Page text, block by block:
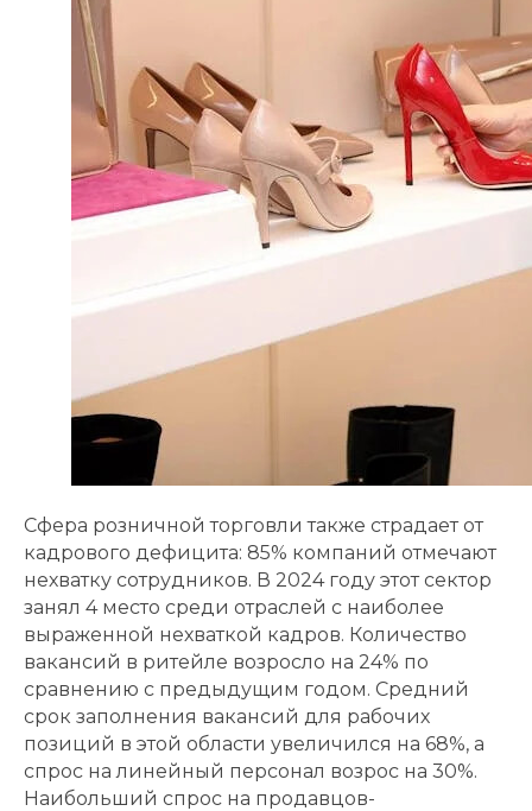
Сфера розничной торговли также страдает от
кадрового дефицита: 85% компаний отмечают
нехватку сотрудников. В 2024 году этот сектор
занял 4 место среди отраслей с наиболее
выраженной нехваткой кадров. Количество
вакансий в ритейле возросло на 24% по
сравнению с предыдущим годом. Средний
срок заполнения вакансий для рабочих
позиций в этой области увеличился на 68%, а
спрос на линейный персонал возрос на 30%.
Наибольший спрос на продавцов-